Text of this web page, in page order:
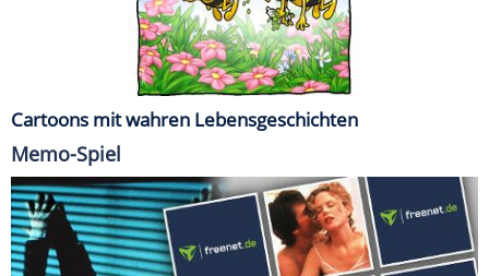
Cartoons mit wahren Lebensgeschichten
Memo-Spiel